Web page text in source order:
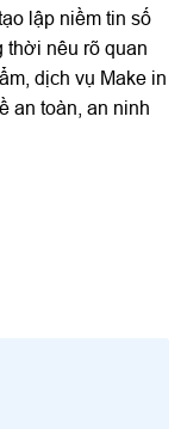
lập niềm tin số
thời nêu rõ quan
dịch vụ Make in
an toàn, an ninh